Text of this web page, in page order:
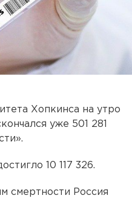
Хопкинса на утро
уже 501 281
10 117 326.
смертности Россия